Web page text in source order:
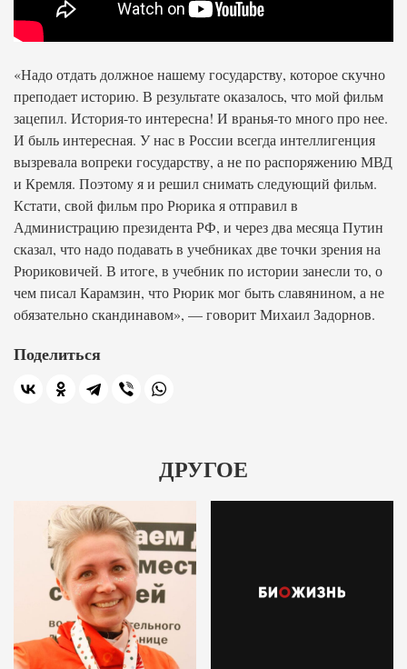
«Надо отдать должное нашему государству, которое скучно
преподает историю. В результате оказалось, что мой фильм
зацепил. История-то интересна! И вранья-то много про нее.
И быль интересная. У нас в России всегда интеллигенция
вызревала вопреки государству, а не по распоряжению МВД
и Кремля. Поэтому я и решил снимать следующий фильм.
Кстати, свой фильм про Рюрика я отправил в
Администрацию президента РФ, и через два месяца Путин
сказал, что надо подавать в учебниках две точки зрения на
Рюриковичей. В итоге, в учебник по истории занесли то, о
чем писал Карамзин, что Рюрик мог быть славянином, а не
обязательно скандинавом», — говорит Михаил Задорнов.
Поделиться
ДРУГОЕ